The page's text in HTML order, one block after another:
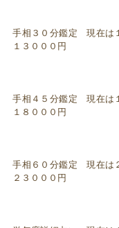
手相３０分鑑定 現在は
１３０００円
手相４５分鑑定 現在は
１８０００円
手相６０分鑑定 現在は
２３０００円